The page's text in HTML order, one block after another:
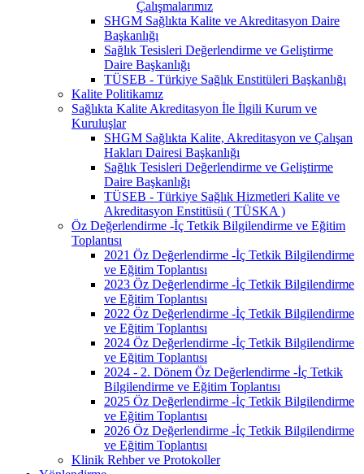
Çalışmalarımız
SHGM Sağlıkta Kalite ve Akreditasyon Daire
Başkanlığı
Sağlık Tesisleri Değerlendirme ve Geliştirme
Daire Başkanlığı
TÜSEB - Türkiye Sağlık Enstitüleri Başkanlığı
Kalite Politikamız
Sağlıkta Kalite Akreditasyon İle İlgili Kurum ve
Kuruluşlar
SHGM Sağlıkta Kalite, Akreditasyon ve Çalışan
Hakları Dairesi Başkanlığı
Sağlık Tesisleri Değerlendirme ve Geliştirme
Daire Başkanlığı
TÜSEB - Türkiye Sağlık Hizmetleri Kalite ve
Akreditasyon Enstitüsü ( TÜSKA )
Öz Değerlendirme -İç Tetkik Bilgilendirme ve Eğitim
Toplantısı
2021 Öz Değerlendirme -İç Tetkik Bilgilendirme
ve Eğitim Toplantısı
2023 Öz Değerlendirme -İç Tetkik Bilgilendirme
ve Eğitim Toplantısı
2022 Öz Değerlendirme -İç Tetkik Bilgilendirme
ve Eğitim Toplantısı
2024 Öz Değerlendirme -İç Tetkik Bilgilendirme
ve Eğitim Toplantısı
2024 - 2. Dönem Öz Değerlendirme -İç Tetkik
Bilgilendirme ve Eğitim Toplantısı
2025 Öz Değerlendirme -İç Tetkik Bilgilendirme
ve Eğitim Toplantısı
2026 Öz Değerlendirme -İç Tetkik Bilgilendirme
ve Eğitim Toplantısı
Klinik Rehber ve Protokoller